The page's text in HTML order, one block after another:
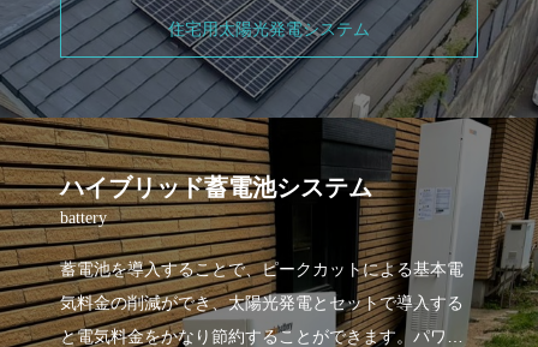
住宅用太陽光発電システム
ハイブリッド蓄電池システム
battery
蓄電池を導入することで、ピークカットによる基本電
気料金の削減ができ、太陽光発電とセットで導入する
と電気料金をかなり節約することができます。パワコ